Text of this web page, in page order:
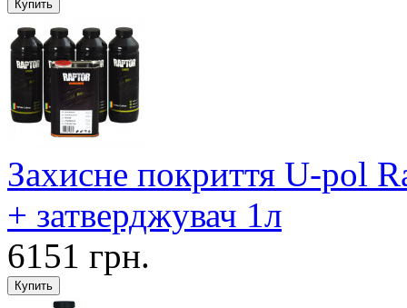
Захисне покриття U-pol
+ затверджувач 1л
6151 грн.